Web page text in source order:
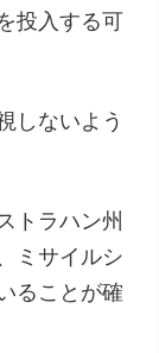
投入する可
しないよう
トラハン州
ミサイルシ
ることが確